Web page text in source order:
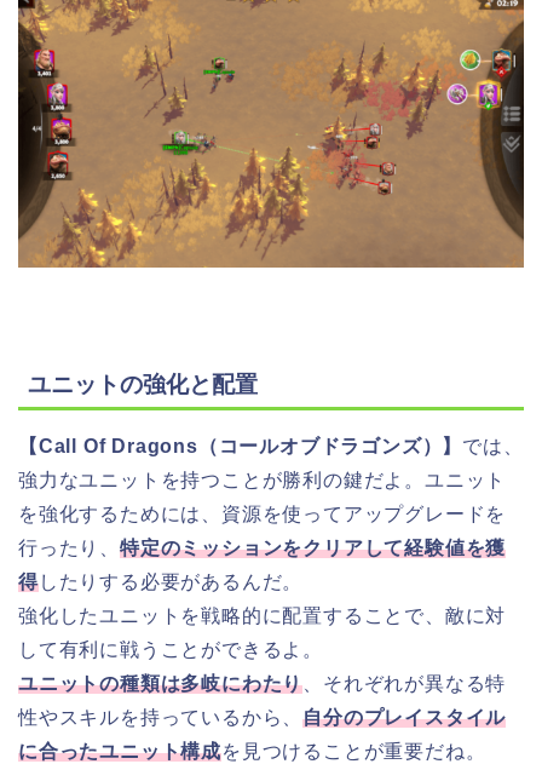
ユニットの強化と配置
【Call Of Dragons（コールオブドラゴンズ）】 では、
強力なユニットを持つことが勝利の鍵だよ。ユニット
を強化するためには、資源を使ってアップグレードを
行ったり、 特定のミッションをクリアして経験値を獲
得したりする必要があるんだ。
強化したユニットを戦略的に配置することで、敵に対
して有利に戦うことができるよ。
ユニットの種類は多岐にわたり 、それぞれが異なる特
性やスキルを持っているから、自分のプレイスタイル
に合ったユニット構成を見つけることが重要だね。